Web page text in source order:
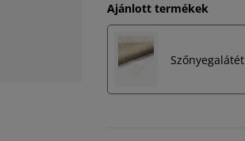
Ajánlott termékek
Szőnyegalátét